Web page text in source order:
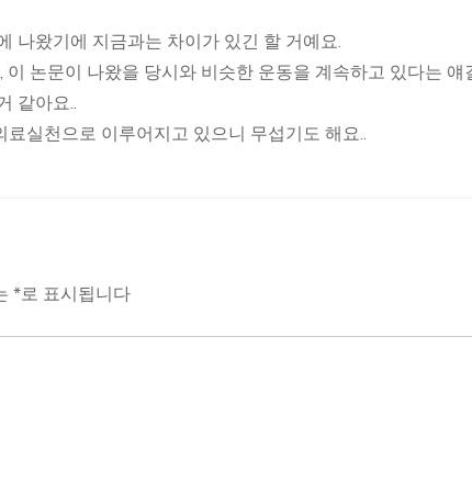
나왔기에 지금과는 차이가 있긴 할 거예요.
논문이 나왔을 당시와 비슷한 운동을 계속하고 있다는 얘
같아요..
실천으로 이루어지고 있으니 무섭기도 해요..
*로 표시됩니다